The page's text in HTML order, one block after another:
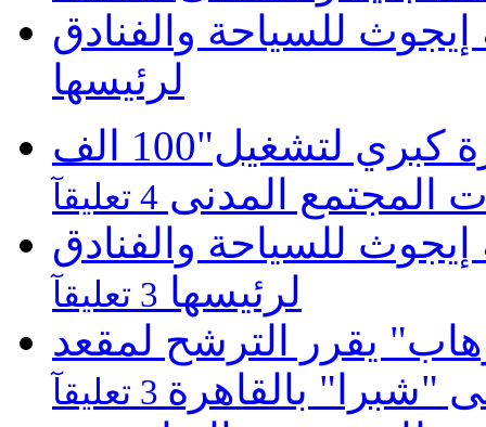
للسياحة والفنادق
لرئيسها
موبينيل تطلق مبادرة كبري لتشغيل"100 الف
المجتمع المدنى 4 تعليقآ
للسياحة والفنادق
لرئيسها 3 تعليقآ
يقرر الترشح لمقعد
"شبرا" بالقاهرة